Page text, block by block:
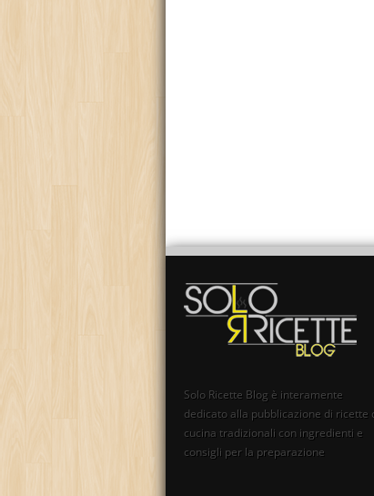
Solo Ricette Blog è interamente
dedicato alla pubblicazione di ricette
cucina tradizionali con ingredienti e
consigli per la preparazione